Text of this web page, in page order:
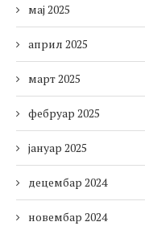
мај 2025
април 2025
март 2025
фебруар 2025
јануар 2025
децембар 2024
новембар 2024